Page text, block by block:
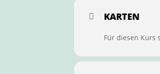
KARTEN
Für diesen Kurs